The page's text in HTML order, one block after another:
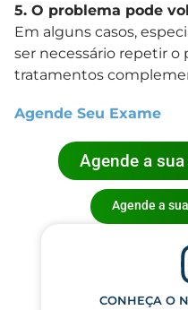
5. O problema pode
Em alguns casos,
ser necessário repetir
tratamentos
Agende Seu Exame
Agende a
Agende a
CONHEÇA O